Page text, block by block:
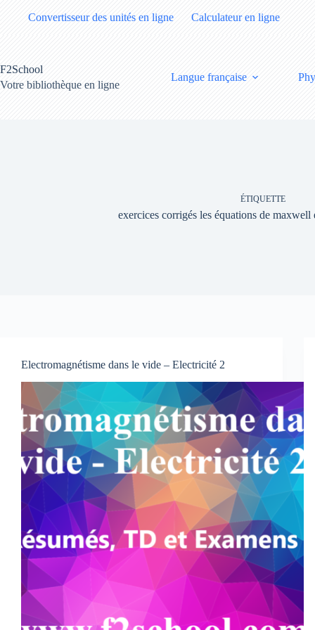
Convertisseur des unités en ligne Calculateur en ligne
F2School
Votre bibliothèque en ligne
Langue française
ÉTIQUETTE
exercices corrigés les équations de maxwell
Electromagnétisme dans le vide – Electricité 2